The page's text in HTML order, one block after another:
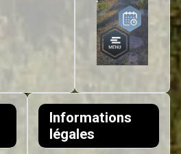
Informations
légales